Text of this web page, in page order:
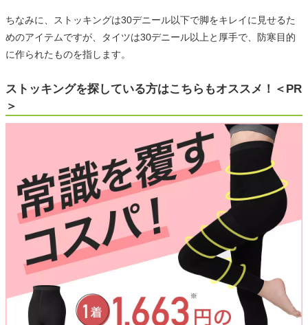
ちなみに、ストッキングは30デニール以下で脚をキレイに見せるた
めのアイテムですが、タイツは30デニール以上と厚手で、防寒目的
に作られたものを指します。
ストッキングを探している方はこちらもオススメ！＜PR
＞